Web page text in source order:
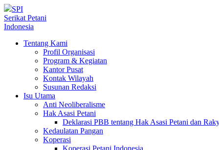
SPI
Serikat Petani
Indonesia
Tentang Kami
Profil Organisasi
Program & Kegiatan
Kantor Pusat
Kontak Wilayah
Susunan Redaksi
Isu Utama
Anti Neoliberalisme
Hak Asasi Petani
Deklarasi PBB tentang Hak Asasi Petani dan
Kedaulatan Pangan
Koperasi
Koperasi Petani Indonesia